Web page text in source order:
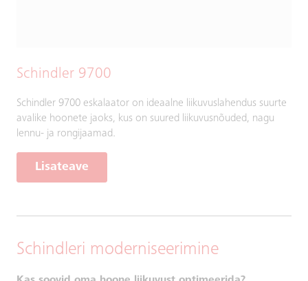
Schindler 9700
Schindler 9700 eskalaator on ideaalne liikuvuslahendus suurte
avalike hoonete jaoks, kus on suured liikuvusnõuded, nagu
lennu- ja rongijaamad.
Lisateave
Schindleri moderniseerimine